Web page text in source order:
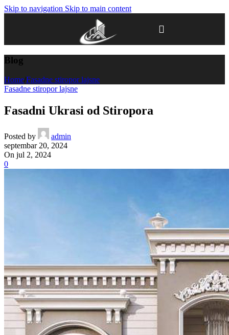
Skip to navigation Skip to main content
Blog
Home/Fasadne stiropor lajsne
Fasadne stiropor lajsne
Fasadni Ukrasi od Stiropora
Posted by
admin
septembar 20, 2024
On jul 2, 2024
0